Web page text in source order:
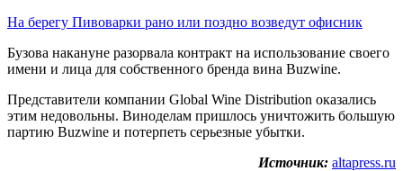
На берегу Пивоварки рано или поздно возведут офисник
Бузова накануне разорвала контракт на использование своего
имени и лица для собственного бренда вина Buzwine.
Представители компании Global Wine Distribution оказались
этим недовольны. Виноделам пришлось уничтожить большую
партию Buzwine и потерпеть серьезные убытки.
Источник: altapress.ru